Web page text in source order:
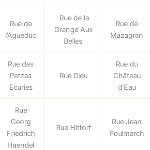
Rue de
l’Aqueduc
Rue de la
Grange Aux
Belles
Rue de
Mazagran
Rue des
Petites
Ecuries
Rue Dieu
Rue du
Château
d’Eau
Rue
Georg
Friedrich
Haendel
Rue Hittorf
Rue Jean
Poulmarch